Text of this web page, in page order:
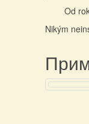
Od roku
Nikým